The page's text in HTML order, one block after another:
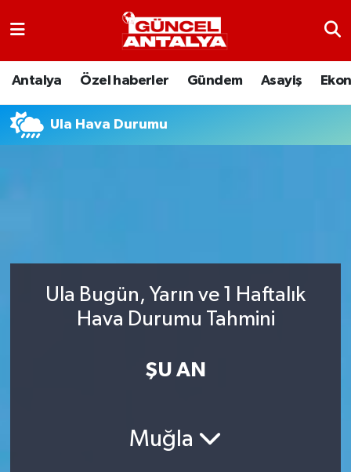
Antalya Özel haberler Gündem Asayiş
Ula Hava Durumu
Ula Bugün, Yarın ve 1 Haftalık
Hava Durumu Tahmini
ŞU AN
Muğla
Antalya
Ekonomi
Nöbetçi Eczaneler
Son Dakika Haberleri